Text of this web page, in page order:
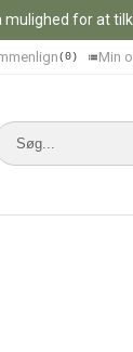
for at
0 Min